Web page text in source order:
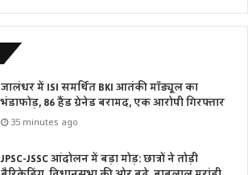
जालंधर में ISI समर्थित BKI आतंकी मॉड्यूल का
भंडाफोड़, 86 हैंड ग्रेनेड बरामद, एक आरोपी गिरफ्तार
35 minutes ago
JPSC-JSSC आंदोलन में बड़ा मोड़: छात्रों ने तोड़ी